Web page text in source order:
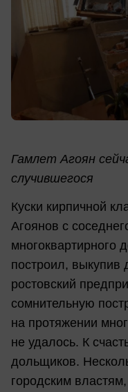
Гамлет Агоян
случившегося
Куски кирпичной
Агоянов с
многоквартирного
построил, выкупив
ростовский
сомнительную
на протяжении
не удалось. К
дольщиков.
городским